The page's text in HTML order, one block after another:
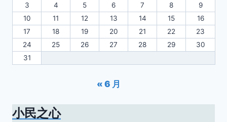
3
4 5 6 7 8
9
10
11 12 13 14 15
16
17
18 19 20 21 22
23
24
25 26 27 28 29
30
31
« 6 月
小民之心